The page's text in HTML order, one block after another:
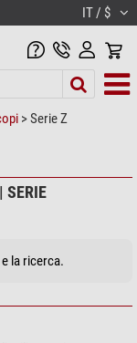
IT / $
> Serie Z
SERIE
la ricerca.